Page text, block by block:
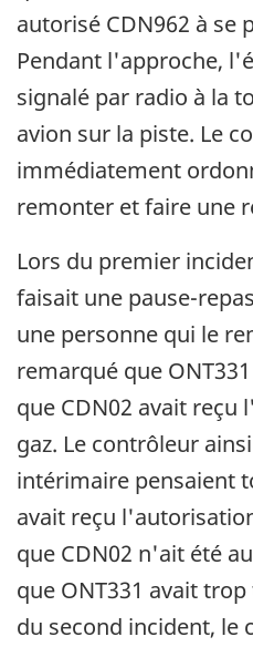
autorisé CDN962 à se
Pendant l'approche,
signalé par radio à la
avion sur la piste. Le
immédiatement
remonter et faire une
Lors du premier
faisait une pause-
une personne qui le
remarqué que
que CDN02 avait
gaz. Le contrôleur
intérimaire pensaient
avait reçu
que CDN02 n'ait été
que ONT331 avait
du second incident, le